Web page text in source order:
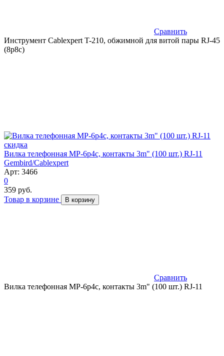
Сравнить
Инструмент Cablexpert T-210, обжимной для витой пары RJ-45
(8p8c)
скидка
Вилка телефонная MP-6p4c, контакты 3m" (100 шт.) RJ-11
Gembird/Cablexpert
Арт: 3466
0
359 руб.
Товар в корзине
В корзину
Сравнить
Вилка телефонная MP-6p4c, контакты 3m" (100 шт.) RJ-11